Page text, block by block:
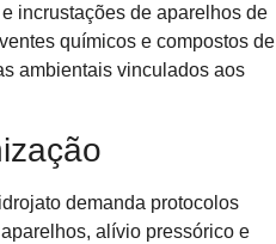
incrustações de aparelhos de
químicos e compostos de
ambientais vinculados aos
demanda protocolos
alívio pressórico e